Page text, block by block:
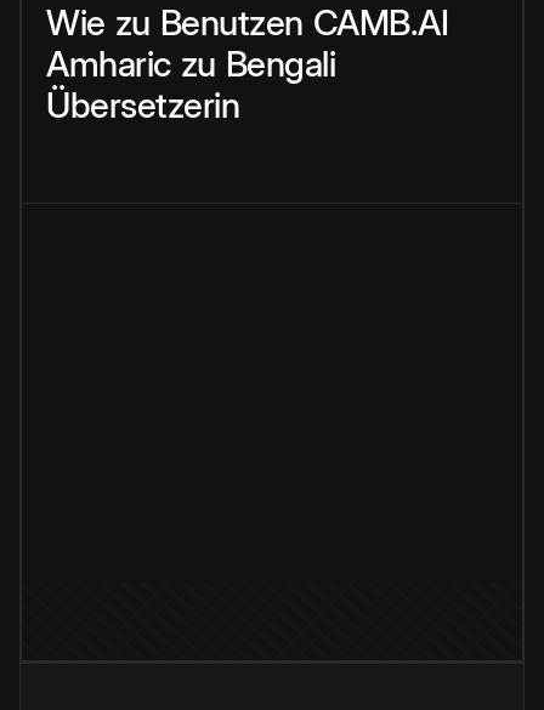
Wie zu Benutzen CAMB.AI
Amharic zu Bengali
Übersetzerin